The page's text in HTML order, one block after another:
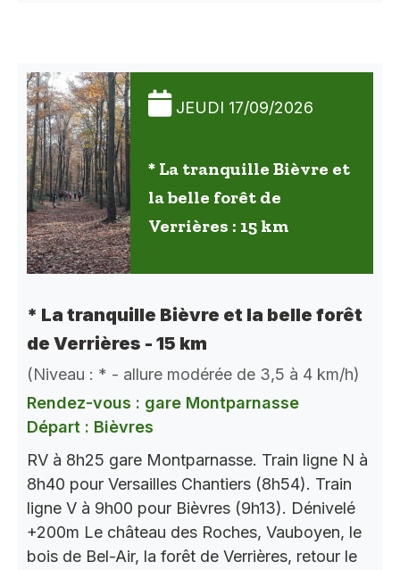
JEUDI 17/09/2026
* La tranquille Bièvre et
la belle forêt de
Verrières : 15 km
* La tranquille Bièvre et la belle forêt
de Verrières - 15 km
(Niveau : * - allure modérée de 3,5 à 4 km/h)
Rendez-vous : gare Montparnasse
Départ : Bièvres
RV à 8h25 gare Montparnasse. Train ligne N à
8h40 pour Versailles Chantiers (8h54). Train
ligne V à 9h00 pour Bièvres (9h13). Dénivelé
+200m Le château des Roches, Vauboyen, le
bois de Bel-Air, la forêt de Verrières, retour le